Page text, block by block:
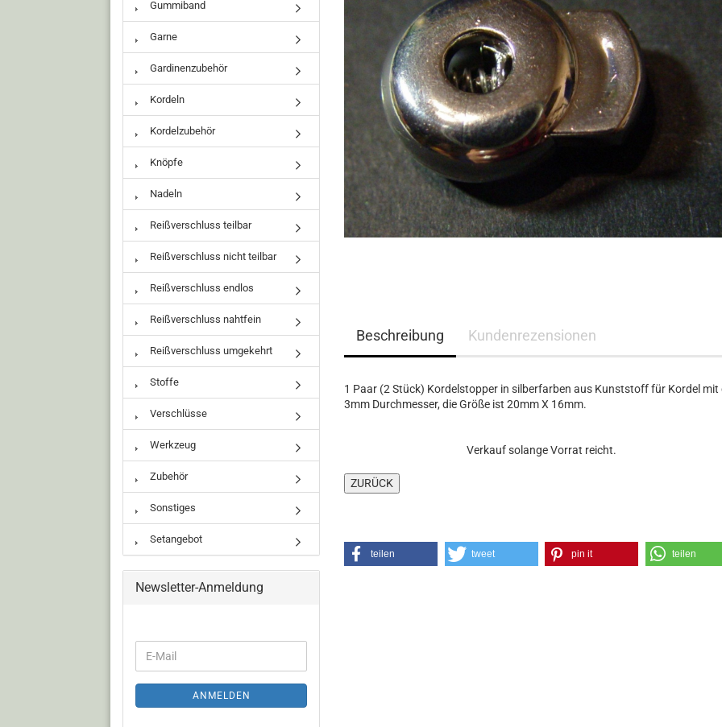
Beschreibung Kundenrezensionen
1 Paar (2 Stück) Kordelstopper in silberfarben aus Kunststoff für Kordel mit
3mm Durchmesser, die Größe ist 20mm X 16mm.
Verkauf solange Vorrat reicht.
teilen tweet pin it teilen
Gummiband
Garne
Gardinenzubehör
Kordeln
Kordelzubehör
Knöpfe
Nadeln
Reißverschluss teilbar
Reißverschluss nicht teilbar
Reißverschluss endlos
Reißverschluss nahtfein
Reißverschluss umgekehrt
Stoffe
Verschlüsse
Werkzeug
Zubehör
Sonstiges
Setangebot
Newsletter-Anmeldung
ANMELDEN